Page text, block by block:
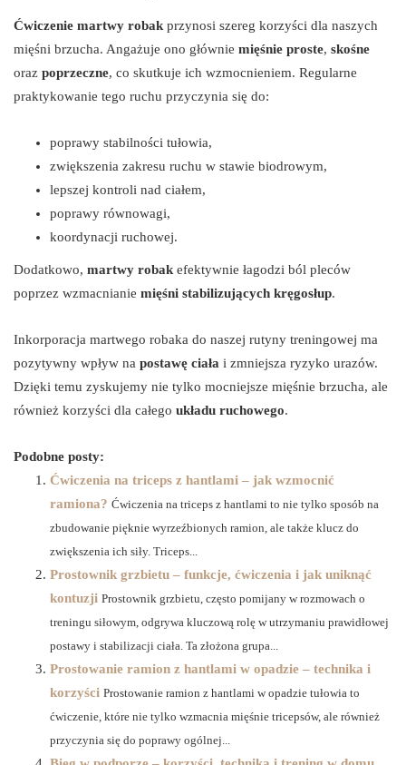
Ćwiczenie martwy robak przynosi szereg korzyści dla naszych
mięśni brzucha. Angażuje ono głównie mięśnie proste, skośne
oraz poprzeczne, co skutkuje ich wzmocnieniem. Regularne
praktykowanie tego ruchu przyczynia się do:
poprawy stabilności tułowia,
zwiększenia zakresu ruchu w stawie biodrowym,
lepszej kontroli nad ciałem,
poprawy równowagi,
koordynacji ruchowej.
Dodatkowo, martwy robak efektywnie łagodzi ból pleców
poprzez wzmacnianie mięśni stabilizujących kręgosłup.
Inkorporacja martwego robaka do naszej rutyny treningowej ma
pozytywny wpływ na postawę ciała i zmniejsza ryzyko urazów.
Dzięki temu zyskujemy nie tylko mocniejsze mięśnie brzucha, ale
również korzyści dla całego układu ruchowego.
Podobne posty:
Ćwiczenia na triceps z hantlami – jak wzmocnić
ramiona? Ćwiczenia na triceps z hantlami to nie tylko sposób na
zbudowanie pięknie wyrzeźbionych ramion, ale także klucz do
zwiększenia ich siły. Triceps...
Prostownik grzbietu – funkcje, ćwiczenia i jak uniknąć
kontuzji Prostownik grzbietu, często pomijany w rozmowach o
treningu siłowym, odgrywa kluczową rolę w utrzymaniu prawidłowej
postawy i stabilizacji ciała. Ta złożona grupa...
Prostowanie ramion z hantlami w opadzie – technika i
korzyści Prostowanie ramion z hantlami w opadzie tułowia to
ćwiczenie, które nie tylko wzmacnia mięśnie tricepsów, ale również
przyczynia się do poprawy ogólnej...